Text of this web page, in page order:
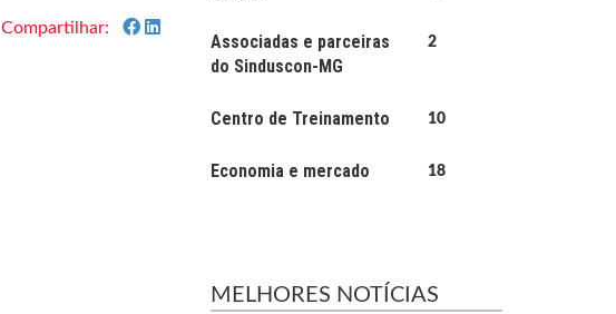
Compartilhar:
Associadas e parceiras
do Sinduscon-MG
2
Centro de Treinamento 10
Economia e mercado 18
MELHORES NOTÍCIAS